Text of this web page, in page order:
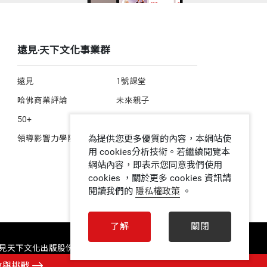
遠見‧天下文化事業群
遠見
哈佛商業評論
50+
領導影響力學院
1號課堂
未來親子
下文化出版股份有限公司 ALL RIGHTS RESERVED
為提供您更多優質的內容，本網站使
用 cookies分析技術。若繼續閱覽本
網站內容，即表示您同意我們使用
cookies ，關於更多 cookies 資訊請
閱讀我們的 隱私權政策 。
了解 關閉